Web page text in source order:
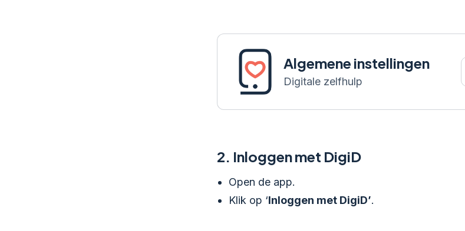
Algemene instellingen
Digitale zelfhulp
2. Inloggen met DigiD
Open de app.
Klik op ‘Inloggen met DigiD’.